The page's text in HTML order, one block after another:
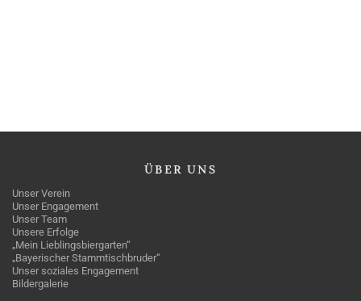
ÜBER UNS
Unser Verein
Unser Engagement
Unser Team
Unsere Erfolge
„Mein Lieblingsbiergarten“
„Bayerischer Stammtischbruder“
Unser soziales Engagement
Bildergalerie